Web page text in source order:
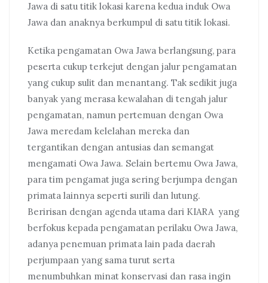
Jawa di satu titik lokasi karena kedua induk Owa
Jawa dan anaknya berkumpul di satu titik lokasi.
Ketika pengamatan Owa Jawa berlangsung, para
peserta cukup terkejut dengan jalur pengamatan
yang cukup sulit dan menantang. Tak sedikit juga
banyak yang merasa kewalahan di tengah jalur
pengamatan, namun pertemuan dengan Owa
Jawa meredam kelelahan mereka dan
tergantikan dengan antusias dan semangat
mengamati Owa Jawa. Selain bertemu Owa Jawa,
para tim pengamat juga sering berjumpa dengan
primata lainnya seperti surili dan lutung.
Beririsan dengan agenda utama dari KIARA yang
berfokus kepada pengamatan perilaku Owa Jawa,
adanya penemuan primata lain pada daerah
perjumpaan yang sama turut serta
menumbuhkan minat konservasi dan rasa ingin